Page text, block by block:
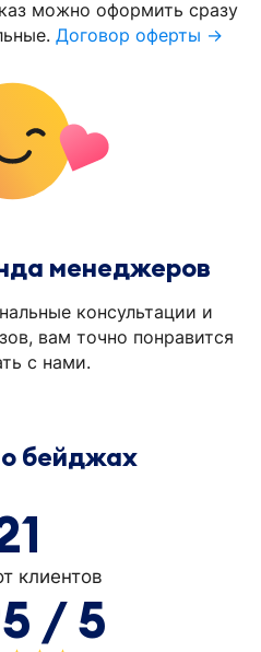
можно оформить сразу
Договор оферты →
менеджеров
консультации и
вам точно понравится
с нами.
бейджах
клиентов
/ 5